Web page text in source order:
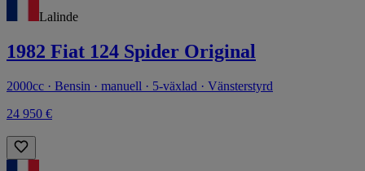
Lalinde
1982 Fiat 124 Spider Original
2000cc · Bensin · manuell · 5-växlad · Vänsterstyrd
24 950 €